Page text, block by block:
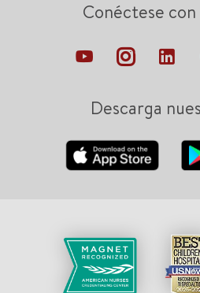
Conéctese
Descarga